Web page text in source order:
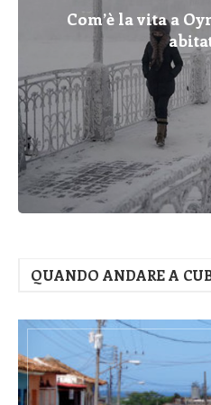
Com’è la vita a
QUANDO ANDARE A